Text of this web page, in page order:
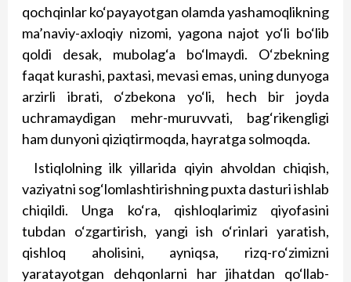
qochqinlar ko‘payayotgan olamda yashamoqlikning
ma’naviy-axloqiy nizomi, yagona najot yo‘li bo‘lib
qoldi desak, mubolag‘a bo‘lmaydi. O‘zbekning
faqat kurashi, paxtasi, mevasi emas, uning dunyo­ga
arzirli ibrati, o‘zbekona yo‘li, hech bir joyda
uchramaydigan mehr-muruvvati, bag‘rikengligi
ham dunyoni qiziqtirmoqda, hayratga solmoqda.
Istiqlolning ilk yillarida qiyin ahvoldan chiqish,
vaziyatni sog‘lomlashtirishning puxta dasturi ishlab
chiqildi. Unga ko‘ra, qishloqlarimiz qiyofasini
tubdan o‘zgartirish, yangi ish o‘rinlari yaratish,
qishloq aholisini, ayniqsa, rizq-ro‘zimizni
yaratayotgan deh­qonlarni har jihatdan qo‘llab-